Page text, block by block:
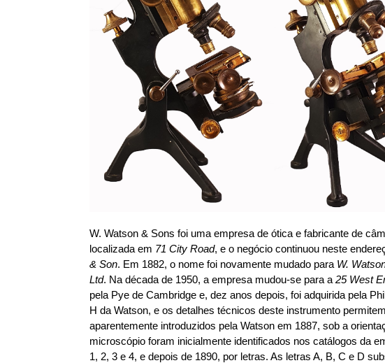
W. Watson & Sons foi uma empresa de ótica e fabricante de
localizada em 71 City Road, e o negócio continuou neste
& Son. Em 1882, o nome foi novamente mudado para W.
Ltd. Na década de 1950, a empresa mudou-se para a25 West
pela Pye de Cambridge e, dez anos depois, foi adquirida pela
H da Watson, e os detalhes técnicos deste instrumento
aparentemente introduzidos pela Watson em 1887, sob a
microscópio foram inicialmente identificados nos catálogos da
1, 2, 3 e 4, e depois de 1890, por letras. As letras A, B, C e D